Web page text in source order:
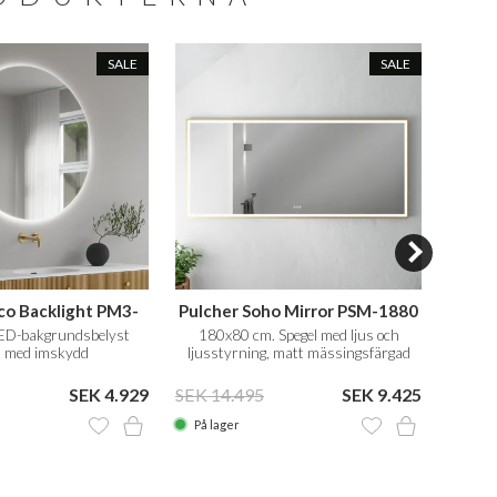
SALE
Backlight PM3-
100
bakgrundsbelyst
med imskydd
SEK 4.929
SALE
Pulcher Soho Mirror PSM-1880
180x80 cm. Spegel med ljus och
ljusstyrning, matt mässingsfärgad
SEK 14.495 SEK 9.425
På lager